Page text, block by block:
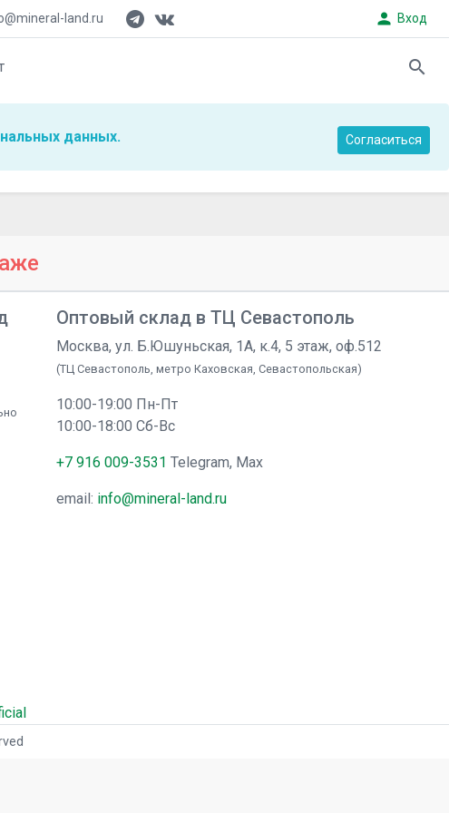
land.ru person Вход
search
данных. Согласиться
Оптовый склад в ТЦ Севастополь
Москва, ул. Б.Юшуньская, 1А, к.4, 5 этаж, оф.512
(ТЦ Севастополь, метро Каховская, Севастопольская)
10:00-19:00 Пн-Пт
10:00-18:00 Сб-Вс
+7 916 009-3531 Telegram, Max
email: info@mineral-land.ru